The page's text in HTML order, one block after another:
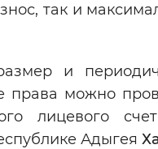
так и
и
можно
лицевого
Адыгея